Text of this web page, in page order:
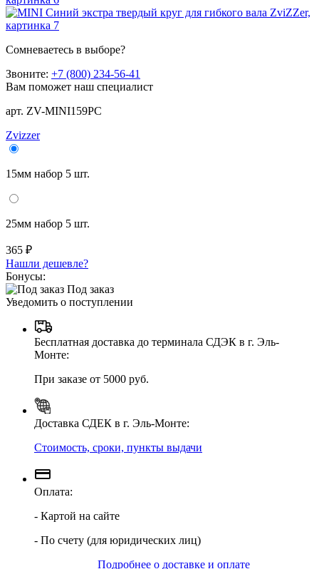
Сомневаетесь в выборе?
Звоните: +7 (800) 234-56-41
Вам поможет наш специалист
арт. ZV-MINI159PC
Zvizzer
15мм набор 5 шт.
25мм набор 5 шт.
365 ₽
Нашли дешевле?
Бонусы:
Под заказ
Уведомить о поступлении
Бесплатная доставка до терминала СДЭК в г. Эль-
Монте:
При заказе от 5000 руб.
Доставка СДЕК в г. Эль-Монте:
Стоимость, сроки, пункты выдачи
Оплата:
- Картой на сайте
- По счету (для юридических лиц)
Подробнее о доставке и оплате